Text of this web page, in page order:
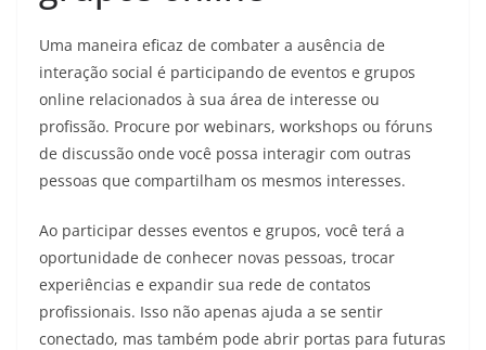
Uma maneira eficaz de combater a ausência de
interação social é participando de eventos e grupos
online relacionados à sua área de interesse ou
profissão. Procure por webinars, workshops ou fóruns
de discussão onde você possa interagir com outras
pessoas que compartilham os mesmos interesses.
Ao participar desses eventos e grupos, você terá a
oportunidade de conhecer novas pessoas, trocar
experiências e expandir sua rede de contatos
profissionais. Isso não apenas ajuda a se sentir
conectado, mas também pode abrir portas para futuras